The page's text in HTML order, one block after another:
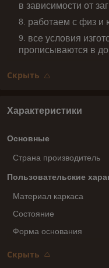
в зависимости от
работаем с физ и
все условия
прописываются в
Скрыть
Характеристики
Основные
Страна производитель
Пользовательские
Материал каркаса
Состояние
Форма основания
Скрыть